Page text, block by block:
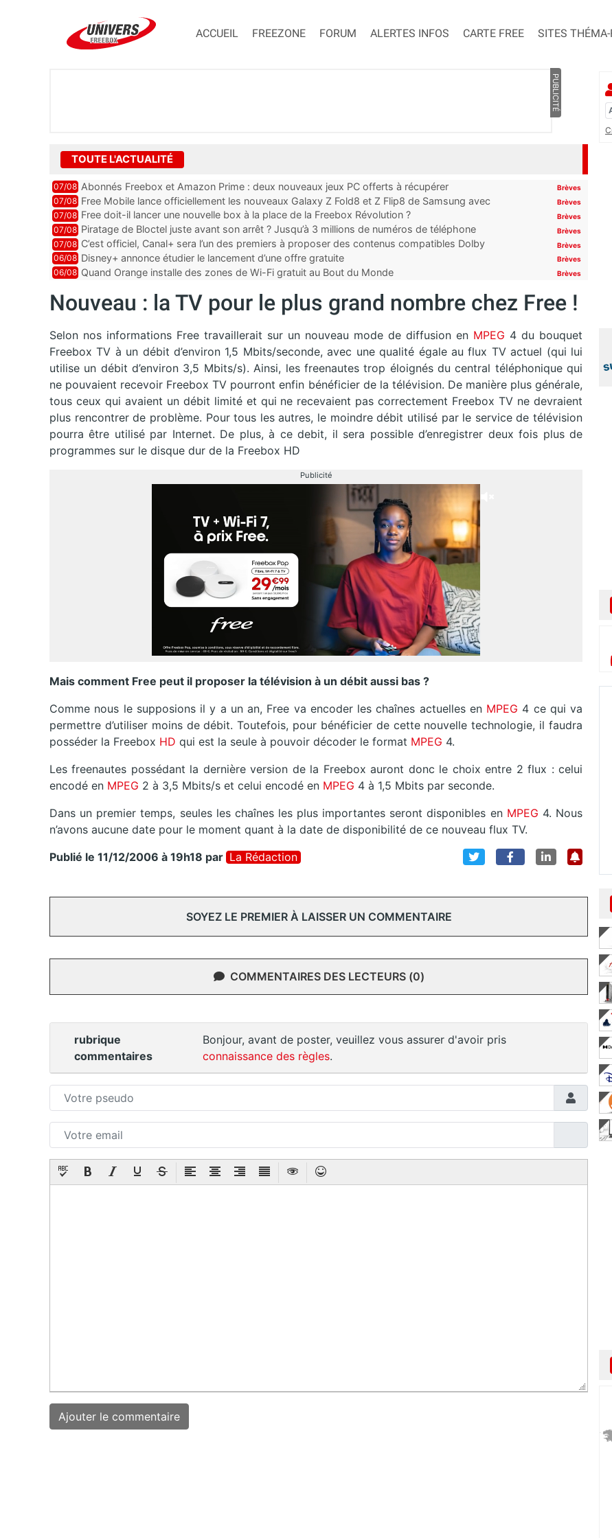
ACCUEIL FREEZONE FORUM ALERTES INFOS CARTE FREE SITES THÉMA-
PUBLICITÉ
TOUTE L'ACTUALITÉ
07/08 Abonnés Freebox et Amazon Prime : deux nouveaux jeux PC offerts à récupérer Brèves
07/08 Free Mobile lance officiellement les nouveaux Galaxy Z Fold8 et Z Flip8 de Samsung avec
des promos et des cadeaux
Brèves
07/08 Free doit-il lancer une nouvelle box à la place de la Freebox Révolution ? Brèves
07/08 Piratage de Bloctel juste avant son arrêt ? Jusqu’à 3 millions de numéros de téléphone
auraient fuité
Brèves
07/08 C’est officiel, Canal+ sera l’un des premiers à proposer des contenus compatibles Dolby
Vision 2
Brèves
06/08 Disney+ annonce étudier le lancement d’une offre gratuite Brèves
06/08 Quand Orange installe des zones de Wi-Fi gratuit au Bout du Monde Brèves
Nouveau : la TV pour le plus grand nombre chez Free !
Selon nos informations Free travaillerait sur un nouveau mode de diffusion en MPEG 4 du bouquet
Freebox TV à un débit d’environ 1,5 Mbits/seconde, avec une qualité égale au flux TV actuel (qui lui
utilise un débit d’environ 3,5 Mbits/s). Ainsi, les freenautes trop éloignés du central téléphonique qui
ne pouvaient recevoir Freebox TV pourront enfin bénéficier de la télévision. De manière plus générale,
tous ceux qui avaient un débit limité et qui ne recevaient pas correctement Freebox TV ne devraient
plus rencontrer de problème. Pour tous les autres, le moindre débit utilisé par le service de télévision
pourra être utilisé par Internet. De plus, à ce debit, il sera possible d’enregistrer deux fois plus de
programmes sur le disque dur de la Freebox HD
Publicité
Mais comment Free peut il proposer la télévision à un débit aussi bas ?
Comme nous le supposions il y a un an, Free va encoder les chaînes actuelles enMPEG 4 ce qui va
permettre d’utiliser moins de débit. Toutefois, pour bénéficier de cette nouvelle technologie, il faudra
posséder la Freebox HD qui est la seule à pouvoir décoder le format MPEG 4.
Les freenautes possédant la dernière version de la Freebox auront donc le choix entre 2 flux : celui
encodé en MPEG 2 à 3,5 Mbits/s et celui encodé en MPEG 4 à 1,5 Mbits par seconde.
Dans un premier temps, seules les chaînes les plus importantes seront disponibles enMPEG 4. Nous
n’avons aucune date pour le moment quant à la date de disponibilité de ce nouveau flux TV.
Publié le 11/12/2006 à 19h18 par La Rédaction
SOYEZ LE PREMIER À LAISSER UN COMMENTAIRE
COMMENTAIRES DES LECTEURS (0)
rubrique
commentaires
Bonjour, avant de poster, veuillez vous assurer d'avoir pris
connaissance des règles.